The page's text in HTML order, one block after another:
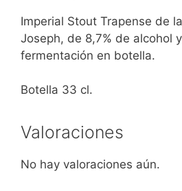
Imperial Stout Trapense de
Joseph, de 8,7% de alcohol
fermentación en botella.
Botella 33 cl.
Valoraciones
No hay valoraciones aún.